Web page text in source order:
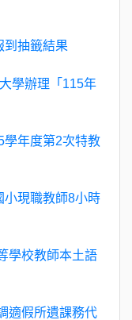
到抽籤結果
學辦理「115年
學年度第2次特教
小現職教師8小時
學校教師本土語
適假所遺課務代